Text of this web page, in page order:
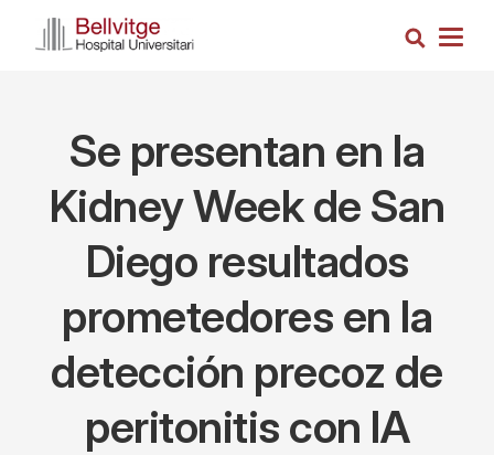
Busca
Se presentan en la
Kidney Week de San
Diego resultados
prometedores en la
detección precoz de
peritonitis con IA